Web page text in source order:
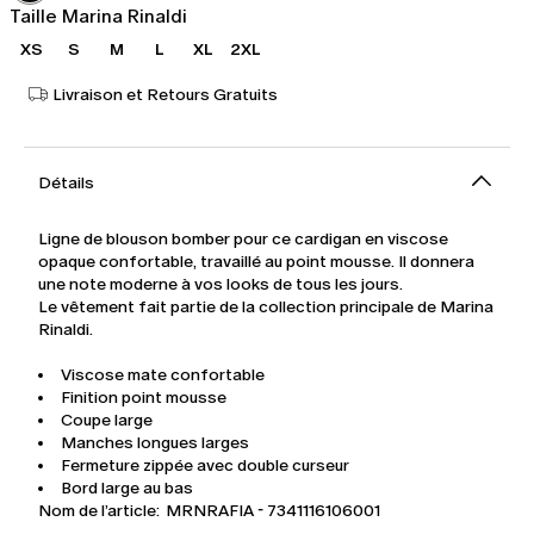
Taille Marina Rinaldi
XS S M L XL 2XL
Livraison et Retours Gratuits
Détails
Ligne de blouson bomber pour ce cardigan en viscose
opaque confortable, travaillé au point mousse. Il donnera
une note moderne à vos looks de tous les jours.
Le vêtement fait partie de la collection principale de Marina
Rinaldi.
Viscose mate confortable
Finition point mousse
Coupe large
Manches longues larges
Fermeture zippée avec double curseur
Bord large au bas
Nom de l’article: MRNRAFIA - 7341116106001